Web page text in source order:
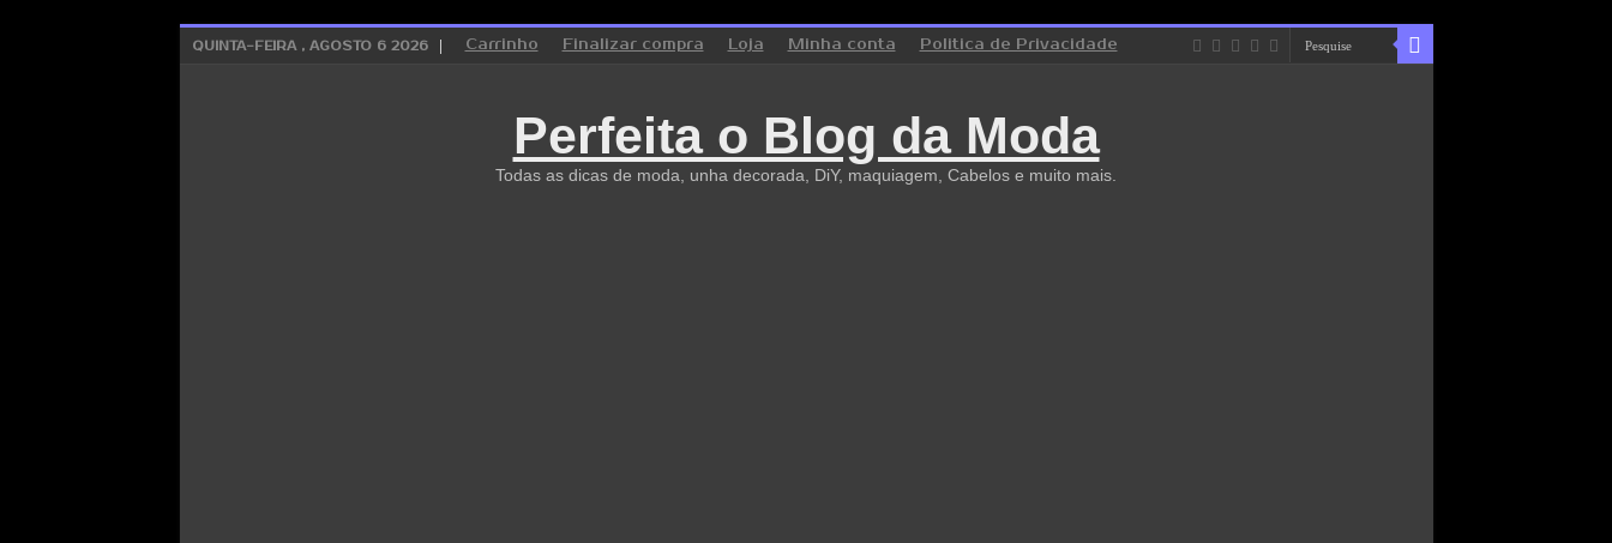
QUINTA-FEIRA , AGOSTO 6 2026 Carrinho Finalizar compra Loja Minha conta Politica de Privacidade
Perfeita o Blog da Moda
Todas as dicas de moda, unha decorada, DiY, maquiagem, Cabelos e muito mais.